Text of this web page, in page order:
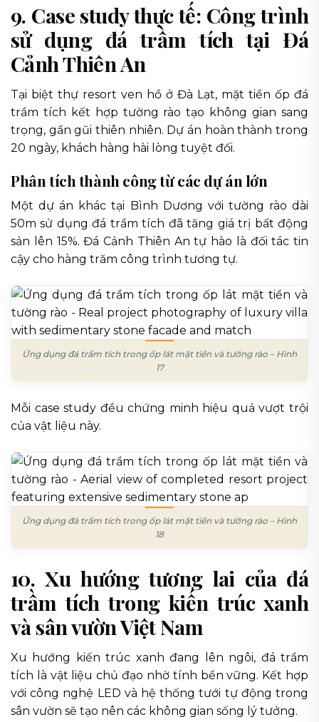
9. Case study thực tế: Công trình
sử dụng đá trầm tích tại Đá
Cảnh Thiên An
Tại biệt thự resort ven hồ ở Đà Lạt, mặt tiền ốp đá
trầm tích kết hợp tường rào tạo không gian sang
trọng, gần gũi thiên nhiên. Dự án hoàn thành trong
20 ngày, khách hàng hài lòng tuyệt đối.
Phân tích thành công từ các dự án lớn
Một dự án khác tại Bình Dương với tường rào dài
50m sử dụng đá trầm tích đã tăng giá trị bất động
sản lên 15%. Đá Cảnh Thiên An tự hào là đối tác tin
cậy cho hàng trăm công trình tương tự.
Ứng dụng đá trầm tích trong ốp lát mặt tiền và tường rào – Hình
17
Mỗi case study đều chứng minh hiệu quả vượt trội
của vật liệu này.
Ứng dụng đá trầm tích trong ốp lát mặt tiền và tường rào – Hình
18
10. Xu hướng tương lai của đá
trầm tích trong kiến trúc xanh
và sân vườn Việt Nam
Xu hướng kiến trúc xanh đang lên ngôi, đá trầm
tích là vật liệu chủ đạo nhờ tính bền vững. Kết hợp
với công nghệ LED và hệ thống tưới tự động trong
sân vườn sẽ tạo nên các không gian sống lý tưởng.